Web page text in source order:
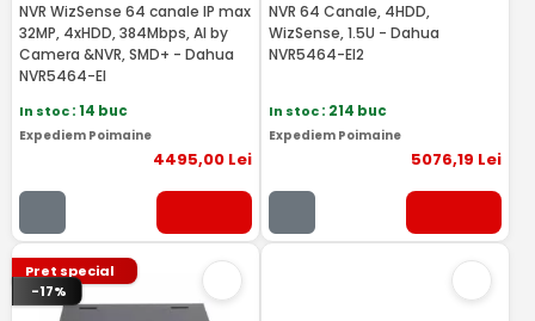
NVR WizSense 64 canale IP max
32MP, 4xHDD, 384Mbps, AI by
Camera &NVR, SMD+ - Dahua
NVR5464-EI
In stoc: 14 buc
Expediem Poimaine
4495,00Lei
NVR 64 Canale, 4HDD,
WizSense, 1.5U - Dahua
NVR5464-EI2
In stoc: 214 buc
Expediem Poimaine
5076,19 Lei
Pret special
-17%